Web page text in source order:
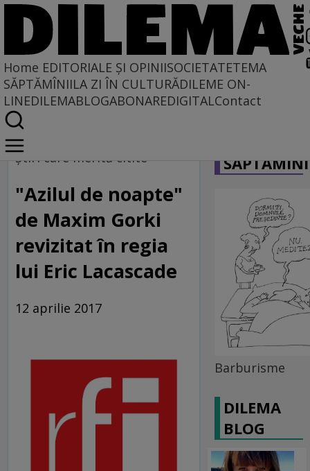
Home EDITORIALE ȘI OPINIISOCIETATETEMA
SĂPTĂMÎNIILA ZI ÎN CULTURĂDILEME ON-
LINEDILEMABLOGABONAREDIGITALContact
Home
Dilematix
Știrile RFI
Ştiri care merită citite
"Azilul de noapte"
de Maxim Gorki
revizitat în regia
lui Eric Lacascade
12 aprilie 2017
Barburisme
DILEMA
BLOG